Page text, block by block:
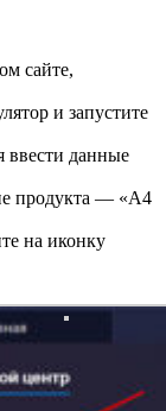
сайте,
и запустите
ввести данные
продукта — «А4
на иконку